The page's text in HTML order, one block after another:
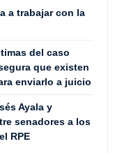
a trabajar con la
del caso
que existen
enviarlo a juicio
Ayala y
senadores a los
RPE